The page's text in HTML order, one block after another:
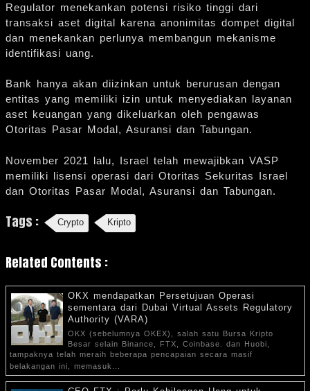
Regulator menekankan potensi risiko tinggi dari
transaksi aset digital karena anonimitas dompet digital
dan menekankan perlunya membangun mekanisme
identifikasi uang.
Bank hanya akan diizinkan untuk berurusan dengan
entitas yang memiliki izin untuk menyediakan layanan
aset keuangan yang dikeluarkan oleh pengawas
Otoritas Pasar Modal, Asuransi dan Tabungan.
November 2021 lalu, Israel telah mewajibkan VASP
memiliki lisensi operasi dari Otoritas Sekuritas Israel
dan Otoritas Pasar Modal, Asuransi dan Tabungan.
Tags : Crypto Kripto
Related Contents :
OKX mendapatkan Persetujuan Operasi
sementara dari Dubai Virtual Assets Regulatory
Authority (VARA)
OKX (sebelumnya OKEX), salah satu Bursa Kripto
Besar selain Binance, FTX, Coinbase. dan Huobi,
tampaknya telah meraih beberapa pencapaian secara masif
belakangan ini, memasuk...